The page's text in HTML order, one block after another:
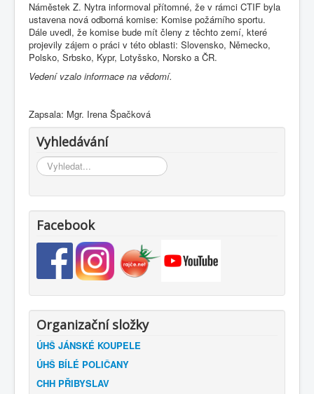
Náměstek Z. Nytra informoval přítomné, že v rámci CTIF byla
ustavena nová odborná komise: Komise požárního sportu.
Dále uvedl, že komise bude mít členy z těchto zemí, které
projevily zájem o práci v této oblasti: Slovensko, Německo,
Polsko, Srbsko, Kypr, Lotyšsko, Norsko a ČR.
Vedení vzalo informace na vědomí.
Zapsala: Mgr. Irena Špačková
Vyhledávání
Vyhledávání...
Facebook
Organizační složky
ÚHŠ JÁNSKÉ KOUPELE
ÚHŠ BÍLÉ POLIČANY
CHH PŘIBYSLAV